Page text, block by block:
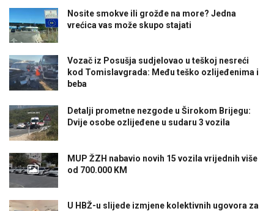
Nosite smokve ili grožđe na more? Jedna
vrećica vas može skupo stajati
Vozač iz Posušja sudjelovao u teškoj nesreći
kod Tomislavgrada: Među teško ozlijeđenima i
beba
Detalji prometne nezgode u Širokom Brijegu:
Dvije osobe ozlijeđene u sudaru 3 vozila
MUP ŽZH nabavio novih 15 vozila vrijednih više
od 700.000 KM
U HBŽ-u slijede izmjene kolektivnih ugovora za